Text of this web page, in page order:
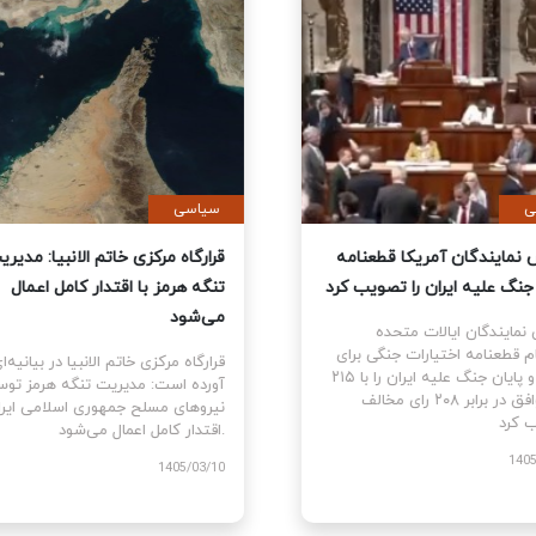
آمریکا قطعنامه
جنگ علیه ایران را تصویب کرد
ایالات متحده
قطعنامه اختیارات جنگی برای
توقف و پایان جنگ علیه ایران را با ۲۱۵
رای موافق در برابر ۲۰۸ رای مخالف
سیاسی
قرارگاه مرکزی خاتم الانبیا:
تنگه هرمز با اقتدار کامل اعمال
می‌شود
قرارگاه مرکزی خاتم الانبیا در
آورده است: مدیریت تنگه هرمز
نیروهای مسلح جمهوری اسلامی
اقتدار کامل اعمال می‌شود.
1405/03/10